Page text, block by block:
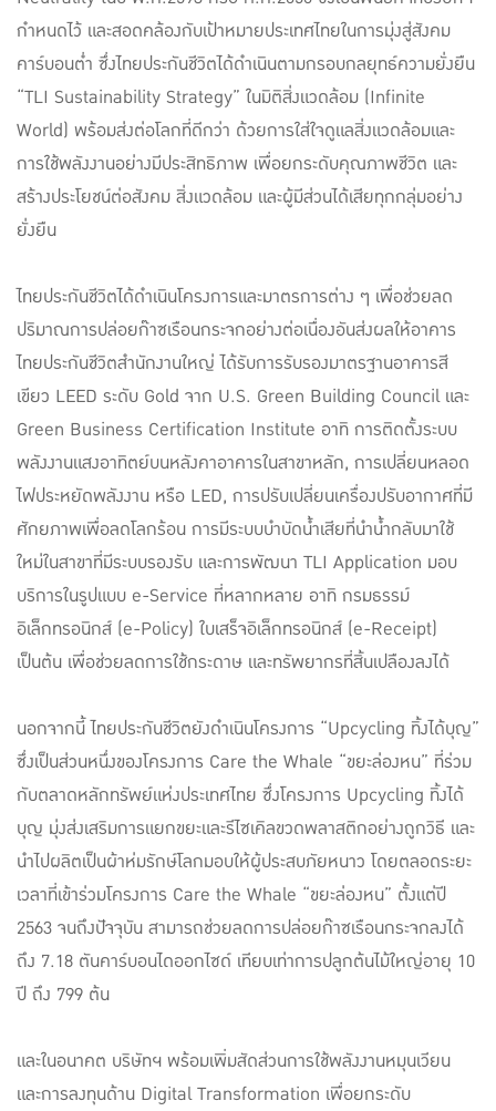
กำหนดไว้ และสอดคล้องกับเป้าหมายประเทศไทยในการมุ่งสู่สังคม
คาร์บอนต่ำ ซึ่งไทยประกันชีวิตได้ดำเนินตามกรอบกลยุทธ์ความยั่งยืน
“TLI Sustainability Strategy” ในมิติสิ่งแวดล้อม (Infinite
World) พร้อมส่งต่อโลกที่ดีกว่า ด้วยการใส่ใจดูแลสิ่งแวดล้อมและ
การใช้พลังงานอย่างมีประสิทธิภาพ เพื่อยกระดับคุณภาพชีวิต และ
สร้างประโยชน์ต่อสังคม สิ่งแวดล้อม และผู้มีส่วนได้เสียทุกกลุ่มอย่าง
ยั่งยืน
ไทยประกันชีวิตได้ดำเนินโครงการและมาตรการต่าง ๆ เพื่อช่วยลด
ปริมาณการปล่อยก๊าซเรือนกระจกอย่างต่อเนื่องอันส่งผลให้อาคาร
ไทยประกันชีวิตสำนักงานใหญ่ ได้รับการรับรองมาตรฐานอาคารสี
เขียว LEED ระดับ Gold จาก U.S. Green Building Council และ
Green Business Certification Institute อาทิ การติดตั้งระบบ
พลังงานแสงอาทิตย์บนหลังคาอาคารในสาขาหลัก, การเปลี่ยนหลอด
ไฟประหยัดพลังงาน หรือ LED, การปรับเปลี่ยนเครื่องปรับอากาศที่มี
ศักยภาพเพื่อลดโลกร้อน การมีระบบบำบัดน้ำเสียที่นำน้ำกลับมาใช้
ใหม่ในสาขาที่มีระบบรองรับ และการพัฒนา TLI Application มอบ
บริการในรูปแบบ e-Service ที่หลากหลาย อาทิ กรมธรรม์
อิเล็กทรอนิกส์ (e-Policy) ใบเสร็จอิเล็กทรอนิกส์ (e-Receipt)
เป็นต้น เพื่อช่วยลดการใช้กระดาษ และทรัพยากรที่สิ้นเปลืองลงได้
นอกจากนี้ ไทยประกันชีวิตยังดำเนินโครงการ “Upcycling ทิ้งได้บุญ”
ซึ่งเป็นส่วนหนึ่งของโครงการ Care the Whale “ขยะล่องหน” ที่ร่วม
กับตลาดหลักทรัพย์แห่งประเทศไทย ซึ่งโครงการ Upcycling ทิ้งได้
บุญ มุ่งส่งเสริมการแยกขยะและรีไซเคิลขวดพลาสติกอย่างถูกวิธี และ
นำไปผลิตเป็นผ้าห่มรักษ์โลกมอบให้ผู้ประสบภัยหนาว โดยตลอดระยะ
เวลาที่เข้าร่วมโครงการ Care the Whale “ขยะล่องหน” ตั้งแต่ปี
2563 จนถึงปัจจุบัน สามารถช่วยลดการปล่อยก๊าซเรือนกระจกลงได้
ถึง 7.18 ตันคาร์บอนไดออกไซด์ เทียบเท่าการปลูกต้นไม้ใหญ่อายุ 10
ปี ถึง 799 ต้น
และในอนาคต บริษัทฯ พร้อมเพิ่มสัดส่วนการใช้พลังงานหมุนเวียน
และการลงทุนด้าน Digital Transformation เพื่อยกระดับ